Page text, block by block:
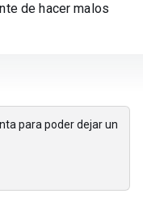
de hacer malos
para poder dejar un